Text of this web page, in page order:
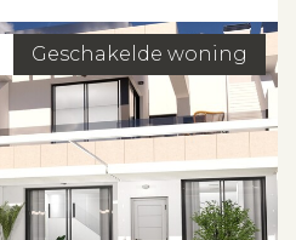
Geschakelde woning